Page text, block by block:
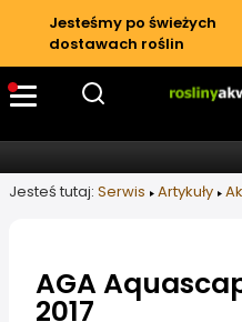
Jesteśmy po świeżych
dostawach roślin
Jesteś tutaj: Serwis Artykuły
AGA
2017